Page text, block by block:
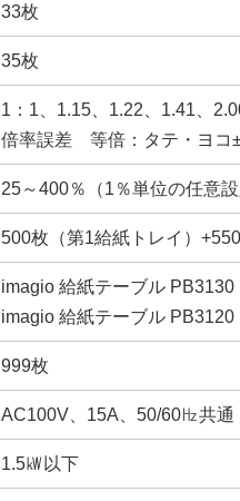
33枚
35枚
1：1、1.15、1.22、1.41、
倍率誤差 等倍：タテ・ヨコ
25～400％（1％単位の任意設
500枚（第1給紙トレイ）
imagio 給紙テーブル
imagio 給紙テーブル PB3120
999枚
AC100V、15A、50/60㎐共通
1.5㎾以下